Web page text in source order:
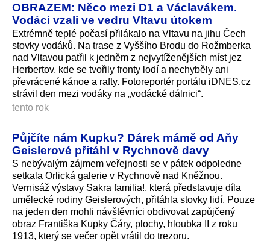
OBRAZEM: Něco mezi D1 a Václavákem.
Vodáci vzali ve vedru Vltavu útokem
Extrémně teplé počasí přilákalo na Vltavu na jihu Čech
stovky vodáků. Na trase z Vyššího Brodu do Rožmberka
nad Vltavou patřil k jedněm z nejvytíženějších míst jez
Herbertov, kde se tvořily fronty lodí a nechyběly ani
převrácené kánoe a rafty. Fotoreportér portálu iDNES.cz
strávil den mezi vodáky na „vodácké dálnici“.
tento rok
Půjčíte nám Kupku? Dárek mámě od Aňy
Geislerové přitáhl v Rychnově davy
S nebývalým zájmem veřejnosti se v pátek odpoledne
setkala Orlická galerie v Rychnově nad Kněžnou.
Vernisáž výstavy Sakra familia!, která představuje díla
umělecké rodiny Geislerových, přitáhla stovky lidí. Pouze
na jeden den mohli návštěvníci obdivovat zapůjčený
obraz Františka Kupky Čáry, plochy, hloubka II z roku
1913, který se večer opět vrátil do trezoru.